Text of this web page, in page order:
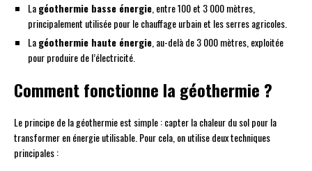
Lagéothermie basse énergie, entre 100 et 3 000 mètres,
principalement utilisée pour le chauffage urbain et les serres agricoles.
Lagéothermie haute énergie, au-delà de 3 000 mètres, exploitée
pour produire de l’électricité.
Comment fonctionne la géothermie ?
Le principe de la géothermie est simple : capter la chaleur du sol pour la
transformer en énergie utilisable. Pour cela, on utilise deux techniques
principales :